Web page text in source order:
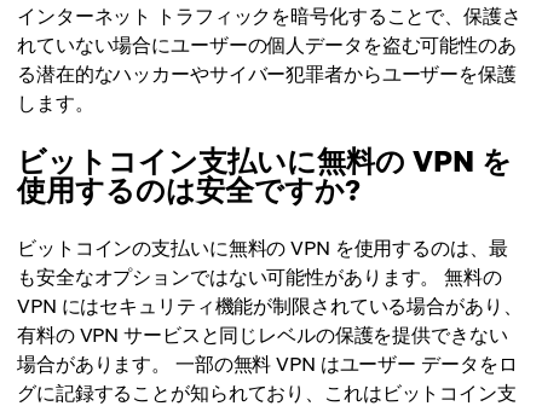
インターネット トラフィックを暗号化することで、保護さ
れていない場合にユーザーの個人データを盗む可能性のあ
る潜在的なハッカーやサイバー犯罪者からユーザーを保護
します。
ビットコイン支払いに無料の VPN を
使用するのは安全ですか?
ビットコインの支払いに無料の VPN を使用するのは、最
も安全なオプションではない可能性があります。 無料の
VPN にはセキュリティ機能が制限されている場合があり、
有料の VPN サービスと同じレベルの保護を提供できない
場合があります。 一部の無料 VPN はユーザー データをロ
グに記録することが知られており、これはビットコイン支